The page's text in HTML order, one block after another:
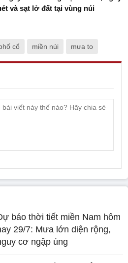
và sạt lở đất tại vùng núi
cổ miền núi mưa to
báo thời tiết miền Nam hôm
29/7: Mưa lớn diện rộng,
cơ ngập úng